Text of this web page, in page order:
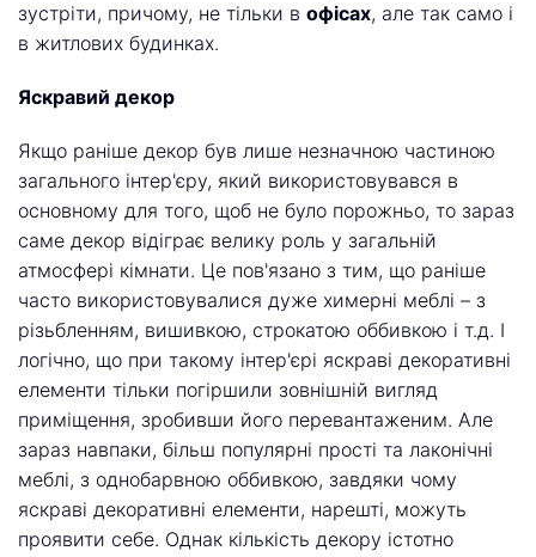
зустріти, причому, не тільки в офісах, але так само і
в житлових будинках.
Яскравий декор
Якщо раніше декор був лише незначною частиною
загального інтер'єру, який використовувався в
основному для того, щоб не було порожньо, то зараз
саме декор відіграє велику роль у загальній
атмосфері кімнати. Це пов'язано з тим, що раніше
часто використовувалися дуже химерні меблі – з
різьбленням, вишивкою, строкатою оббивкою і т.д. І
логічно, що при такому інтер'єрі яскраві декоративні
елементи тільки погіршили зовнішній вигляд
приміщення, зробивши його перевантаженим. Але
зараз навпаки, більш популярні прості та лаконічні
меблі, з однобарвною оббивкою, завдяки чому
яскраві декоративні елементи, нарешті, можуть
проявити себе. Однак кількість декору істотно